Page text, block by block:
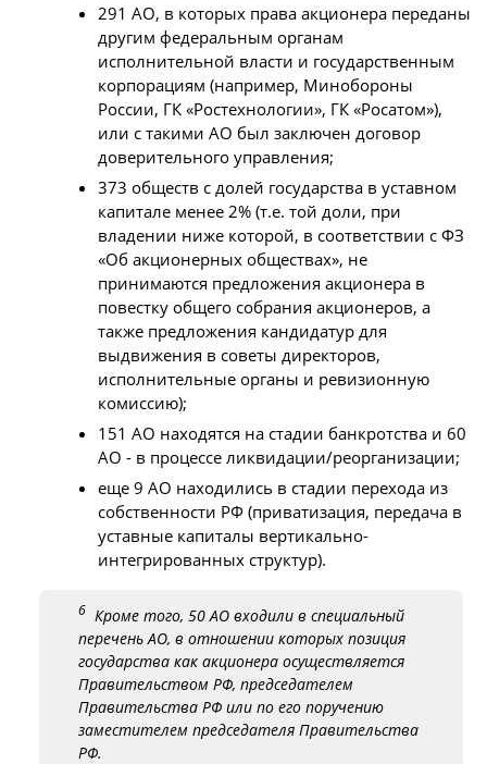
291 АО, в которых права акционера переданы
другим федеральным органам
исполнительной власти и государственным
корпорациям (например, Минобороны
России, ГК «Ростехнологии», ГК «Росатом»),
или с такими АО был заключен договор
доверительного управления;
373 обществ с долей государства в уставном
капитале менее 2% (т.е. той доли, при
владении ниже которой, в соответствии с ФЗ
«Об акционерных обществах», не
принимаются предложения акционера в
повестку общего собрания акционеров, а
также предложения кандидатур для
выдвижения в советы директоров,
исполнительные органы и ревизионную
комиссию);
151 АО находятся на стадии банкротства и 60
АО - в процессе ликвидации/реорганизации;
еще 9 АО находились в стадии перехода из
собственности РФ (приватизация, передача в
уставные капиталы вертикально-
интегрированных структур).
6 Кроме того, 50 АО входили в специальный
перечень АО, в отношении которых позиция
государства как акционера осуществляется
Правительством РФ, председателем
Правительства РФ или по его поручению
заместителем председателя Правительства
РФ.